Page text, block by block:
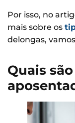
Por isso, no
mais sobre os
delongas,
Quais